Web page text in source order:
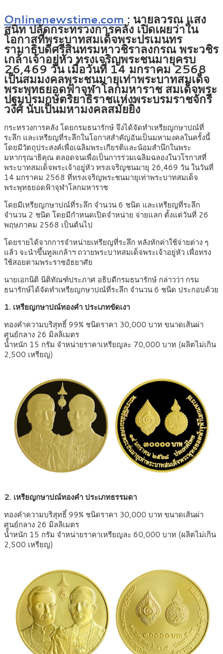
Onlinenewstime.com : นายลวรณ แสง
สนิท ปลัดกระทรวงการคลัง เปิดเผยว่าใน
โอกาสที่พระบาทสมเด็จพระปรเมนทร
รามาธิบดีศรีสินทรมหาวชิราลงกรณ พระวชิร
เกล้าเจ้าอยู่หัว ทรงเจริญพระชนมายุครบ
26,469 วัน เมื่อวันที่ 14 มกราคม 2568
เป็นสมมงคลพระชนมายุเท่าพระบาทสมเด็จ
พระพุทธยอดฟ้าจุฬาโลกมหาราช สมเด็จพระ
ปฐมบรมกษัตริยาธิราชแห่งพระบรมราชจักรี
วงศ์ นับเป็นมหามงคลสมัยยิ่ง
กระทรวงการคลัง โดยกรมธนารักษ์ จึงได้จัดทำเหรียญกษาปณ์ที่
ระลึก และเหรียญที่ระลึกในโอกาสสำคัญอันเป็นมหามงคลในครั้งนี้
โดยมีวัตถุประสงค์เพื่อเฉลิมพระเกียรติและน้อมสำนึกในพระ
มหากรุณาธิคุณ ตลอดจนเพื่อเป็นการร่วมเฉลิมฉลองในวโรกาสที่
พระบาทสมเด็จพระเจ้าอยู่หัว ทรงเจริญชนมายุ 26,469 วัน ในวันที่
14 มกราคม 2568 ที่ทรงเจริญพระชนมายุเท่าพระบาทสมเด็จ
พระพุทธยอดฟ้าจุฬาโลกมหาราช
โดยมีเหรียญกษาปณ์ที่ระลึก จำนวน 6 ชนิด และเหรียญที่ระลึก
จำนวน 2 ชนิด โดยมีกำหนดเปิดจำหน่าย จ่ายแลก ตั้งแต่วันที่ 26
พฤษภาคม 2568 เป็นต้นไป
โดยรายได้จากการจำหน่ายเหรียญที่ระลึก หลังหักค่าใช้จ่ายต่าง ๆ
แล้ว จะนำขึ้นทูลเกล้าฯ ถวายพระบาทสมเด็จพระเจ้าอยู่หัว เพื่อทรง
ใช้สอยตามพระราชอัธยาศัย
นายเอกนิติ นิติทัณฑ์ประภาศ อธิบดีกรมธนารักษ์ กล่าวว่า กรม
ธนารักษ์ได้จัดทำเหรียญกษาปณ์ที่ระลึก จำนวน 6 ชนิด ประกอบด้วย
1. เหรียญกษาปณ์ทองคำ ประเภทขัดเงา
ทองคำความบริสุทธิ์ 99% ชนิดราคา 30,000 บาท ขนาดเส้นผ่า
ศูนย์กลาง 26 มิลลิเมตร
น้ำหนัก 15 กรัม จำหน่ายราคาเหรียญละ 70,000 บาท (ผลิตไม่เกิน
2,500 เหรียญ)
2. เหรียญกษาปณ์ทองคำ ประเภทธรรมดา
ทองคำความบริสุทธิ์ 99% ชนิดราคา 30,000 บาท ขนาดเส้นผ่า
ศูนย์กลาง 26 มิลลิเมตร
น้ำหนัก 15 กรัม จำหน่ายราคาเหรียญละ 60,000 บาท (ผลิตไม่เกิน
2,500 เหรียญ)